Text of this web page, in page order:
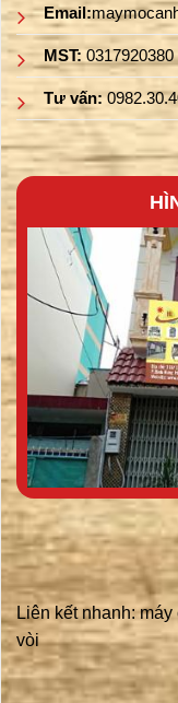
Email:
MST:0317920380
Tư vấn:
Liên kết nhanh:máy
vòi